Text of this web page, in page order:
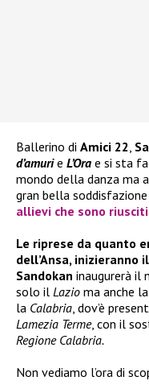
Ballerino di Amici 22,
d’amurie L’Ora e si sta
mondo della danza ma
gran bella
allievi che sono
Le riprese da quanto
dell’Ansa, inizieranno
Sandokan inaugurerà il
solo il Lazio ma anche la
la Calabria, dov’è
Lamezia Terme, con il
Regione Calabria.
Non vediamo l’ora di